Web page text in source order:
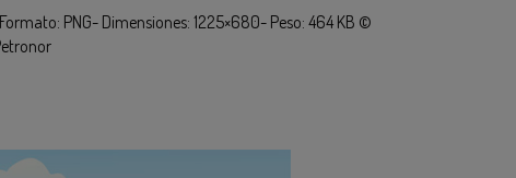
Formato: PNG- Dimensiones: 1225×680- Peso: 464 KB ©